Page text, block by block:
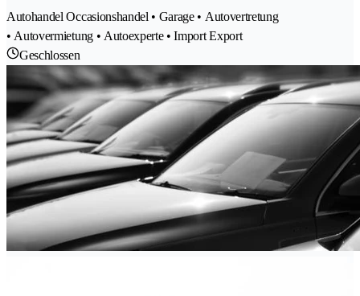
Autohandel Occasionshandel • Garage • Autovertretung
• Autovermietung • Autoexperte • Import Export
Geschlossen